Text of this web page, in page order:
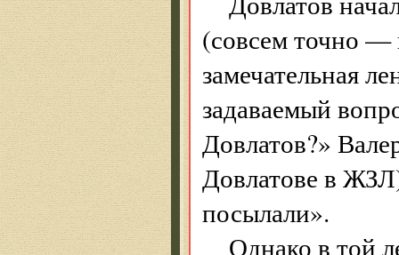
(совсем точно —
замечательная
задаваемый
Довлатов?»
Довлатове в
посылали».
Однако в той